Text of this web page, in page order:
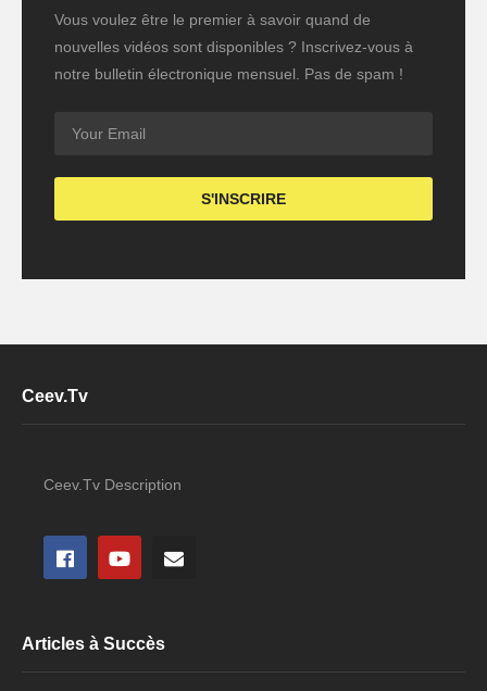
Vous voulez être le premier à savoir quand de
nouvelles vidéos sont disponibles ? Inscrivez-vous à
notre bulletin électronique mensuel. Pas de spam !
Ceev.Tv
Ceev.Tv Description
Articles à Succès